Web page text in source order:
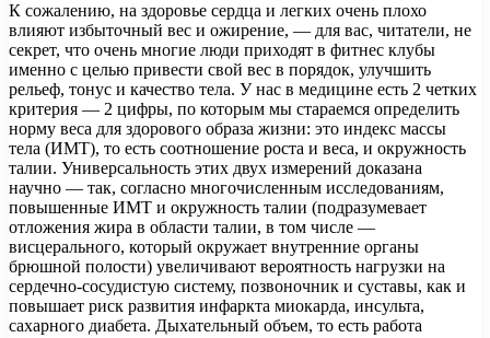
К сожалению, на здоровье сердца и легких очень плохо
влияют избыточный вес и ожирение, — для вас, читатели, не
секрет, что очень многие люди приходят в фитнес клубы
именно с целью привести свой вес в порядок, улучшить
рельеф, тонус и качество тела. У нас в медицине есть 2 четких
критерия — 2 цифры, по которым мы стараемся определить
норму веса для здорового образа жизни: это индекс массы
тела (ИМТ), то есть соотношение роста и веса, и окружность
талии. Универсальность этих двух измерений доказана
научно — так, согласно многочисленным исследованиям,
повышенные ИМТ и окружность талии (подразумевает
отложения жира в области талии, в том числе —
висцерального, который окружает внутренние органы
брюшной полости) увеличивают вероятность нагрузки на
сердечно-сосудистую систему, позвоночник и суставы, как и
повышает риск развития инфаркта миокарда, инсульта,
сахарного диабета. Дыхательный объем, то есть работа